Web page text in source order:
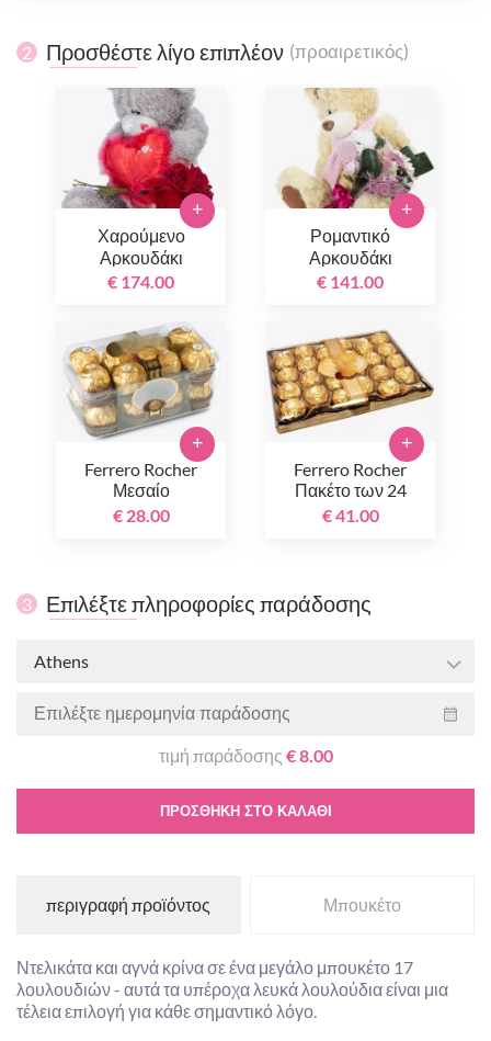
2 Προσθέστε λίγο επιπλέον (προαιρετικός)
Χαρούμενο
Αρκουδάκι
€ 174.00
+
Ρομαντικό
Αρκουδάκι
€ 141.00
+
Ferrero Rocher
Μεσαίο
€ 28.00
+
Ferrero Rocher
Πακέτο των 24
€ 41.00
+
3 Επιλέξτε πληροφορίες παράδοσης
Athens
τιμή παράδοσης € 8.00
ΠΡΟΣΘΉΚΗ ΣΤΟ ΚΑΛΆΘΙ
περιγραφή προϊόντος Μπουκέτο
Ντελικάτα και αγνά κρίνα σε ένα μεγάλο μπουκέτο 17
λουλουδιών - αυτά τα υπέροχα λευκά λουλούδια είναι μια
τέλεια επιλογή για κάθε σημαντικό λόγο.